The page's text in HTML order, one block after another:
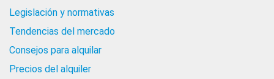
Legislación y normativas
Tendencias del mercado
Consejos para alquilar
Precios del alquiler